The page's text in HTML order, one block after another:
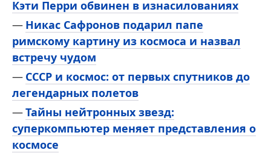
Кэти Перри обвинен в изнасилованиях
Никас Сафронов подарил папе
римскому картину из космоса и назвал
встречу чудом
СССР и космос: от первых спутников до
легендарных полетов
Тайны нейтронных звезд:
суперкомпьютер меняет представления о
космосе